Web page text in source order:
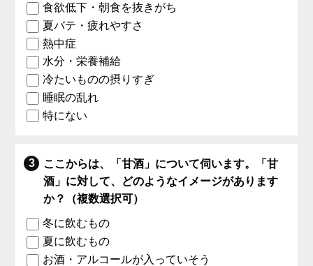
食欲低下・朝食を抜きがち
夏バテ・疲れやすさ
熱中症
水分・栄養補給
冷たいものの摂りすぎ
睡眠の乱れ
特にない
ここからは、「甘酒」について伺います。「甘
酒」に対して、どのようなイメージがあります
か？（複数選択可）
冬に飲むもの
夏に飲むもの
お酒・アルコールが入っていそう